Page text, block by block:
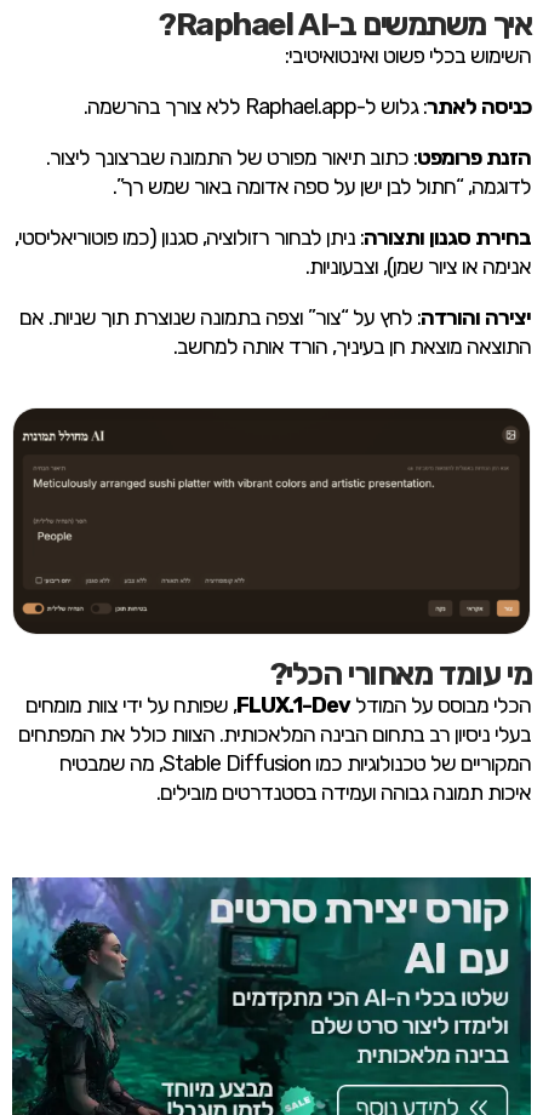
איך משתמשים ב-Raphael AI?
השימוש בכלי פשוט ואינטואיטיבי:
כניסה לאתר: גלוש ל-Raphael.app ללא צורך בהרשמה.
הזנת פרומפט: כתוב תיאור מפורט של התמונה שברצונך ליצור.
לדוגמה, “חתול לבן ישן על ספה אדומה באור שמש רך”.
בחירת סגנון ותצורה: ניתן לבחור רזולוציה, סגנון (כמו פוטוריאליסטי,
אנימה או ציור שמן), וצבעוניות.
יצירה והורדה: לחץ על “צור” וצפה בתמונה שנוצרת תוך שניות. אם
התוצאה מוצאת חן בעיניך, הורד אותה למחשב.
מי עומד מאחורי הכלי?
הכלי מבוסס על המודלFLUX.1-Dev, שפותח על ידי צוות מומחים
בעלי ניסיון רב בתחום הבינה המלאכותית. הצוות כולל את המפתחים
המקוריים של טכנולוגיות כמו Stable Diffusion, מה שמבטיח
איכות תמונה גבוהה ועמידה בסטנדרטים מובילים.